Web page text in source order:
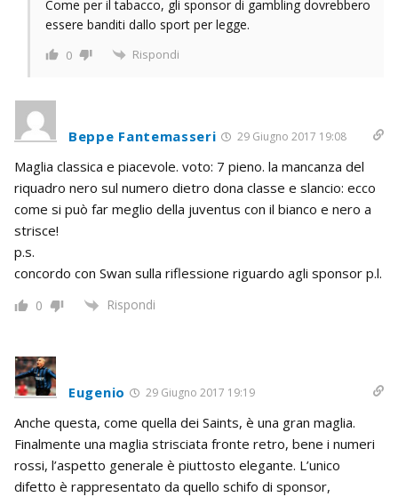
Come per il tabacco, gli sponsor di gambling dovrebbero
essere banditi dallo sport per legge.
0 Rispondi
Beppe Fantemasseri 29 Giugno 2017 19:08
Maglia classica e piacevole. voto: 7 pieno. la mancanza del
riquadro nero sul numero dietro dona classe e slancio: ecco
come si può far meglio della juventus con il bianco e nero a
strisce!
p.s.
concordo con Swan sulla riflessione riguardo agli sponsor p.l.
0 Rispondi
Eugenio 29 Giugno 2017 19:19
Anche questa, come quella dei Saints, è una gran maglia.
Finalmente una maglia strisciata fronte retro, bene i numeri
rossi, l’aspetto generale è piuttosto elegante. L’unico
difetto è rappresentato da quello schifo di sponsor,